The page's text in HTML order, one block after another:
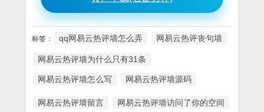
标签： qq网易云热评墙怎么弄 网易云热评丧句墙
网易云热评墙为什么只有31条
网易云热评墙怎么写 网易云热评墙源码
网易云热评墙留言 网易云热评墙访问了你的空间